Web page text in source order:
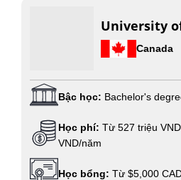
University
Canada
Bậc học: Bachelor's
Học phí: Từ 527 triệu
VND/năm
Học bổng: Từ $5,000